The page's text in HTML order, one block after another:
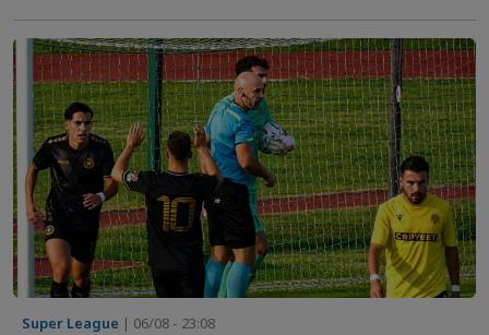
Super League | 06/08 - 23:08